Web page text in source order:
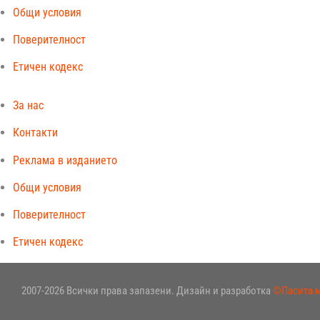
Общи условия
Поверителност
Етичен кодекс
За нас
Контакти
Реклама в изданието
Общи условия
Поверителност
Етичен кодекс
2007-2026 Всички права запазени. Дизайн и разработка ©Пасита